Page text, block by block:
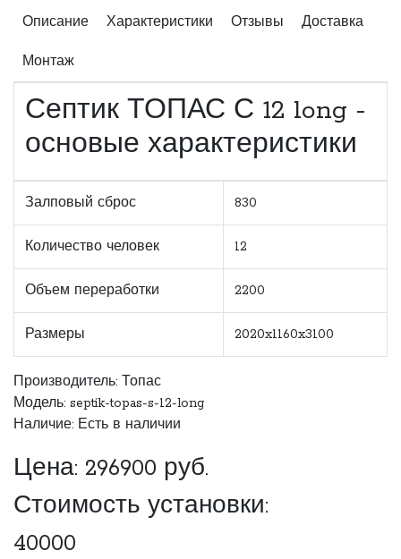
Описание Характеристики Отзывы Доставка
Монтаж
Септик ТОПАС С 12 long -
основые характеристики
Залповый сброс 830
Количество человек 12
Объем переработки 2200
Размеры 2020x1160x3100
Производитель: Топас
Модель: septik-topas-s-12-long
Наличие: Есть в наличии
Цена: 296900 руб.
Стоимость установки:
40000